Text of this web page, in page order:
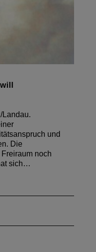
Landau.
und
Die
noch
sich…